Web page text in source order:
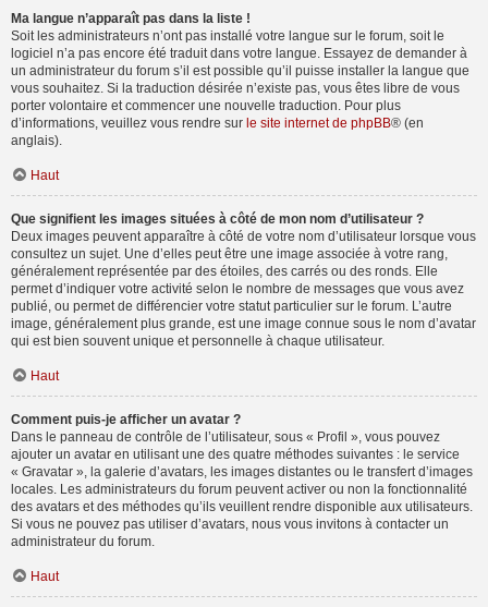
Ma langue n’apparaît pas dans la liste !
Soit les administrateurs n’ont pas installé votre langue sur le forum, soit le
logiciel n’a pas encore été traduit dans votre langue. Essayez de demander à
un administrateur du forum s’il est possible qu’il puisse installer la langue que
vous souhaitez. Si la traduction désirée n’existe pas, vous êtes libre de vous
porter volontaire et commencer une nouvelle traduction. Pour plus
d’informations, veuillez vous rendre sur le site internet de phpBB® (en
anglais).
Haut
Que signifient les images situées à côté de mon nom d’utilisateur ?
Deux images peuvent apparaître à côté de votre nom d’utilisateur lorsque vous
consultez un sujet. Une d’elles peut être une image associée à votre rang,
généralement représentée par des étoiles, des carrés ou des ronds. Elle
permet d’indiquer votre activité selon le nombre de messages que vous avez
publié, ou permet de différencier votre statut particulier sur le forum. L’autre
image, généralement plus grande, est une image connue sous le nom d’avatar
qui est bien souvent unique et personnelle à chaque utilisateur.
Haut
Comment puis-je afficher un avatar ?
Dans le panneau de contrôle de l’utilisateur, sous « Profil », vous pouvez
ajouter un avatar en utilisant une des quatre méthodes suivantes : le service
« Gravatar », la galerie d’avatars, les images distantes ou le transfert d’images
locales. Les administrateurs du forum peuvent activer ou non la fonctionnalité
des avatars et des méthodes qu’ils veuillent rendre disponible aux utilisateurs.
Si vous ne pouvez pas utiliser d’avatars, nous vous invitons à contacter un
administrateur du forum.
Haut